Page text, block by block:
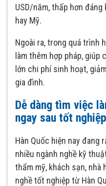
USD/năm, thấp hơn
hay Mỹ.
Ngoài ra, trong quá trình
làm thêm hợp pháp,
lớn chi phí sinh hoạt,
gia đình.
Dễ dàng tìm việc
ngay sau tốt nghiệp
Hàn Quốc hiện nay đang
nhiều ngành nghề kỹ
thẩm mỹ, khách sạn, nhà
nghề tốt nghiệp từ Hàn